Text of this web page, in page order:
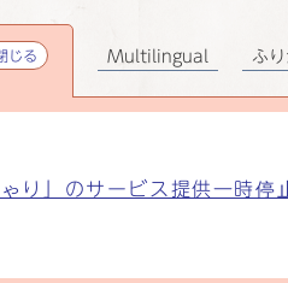
じる
り」のサービス提供一時停
Multilingual ふ